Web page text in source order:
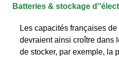
Batteries & stockage
Les capacités françaises
devraient ainsi croître dans
de stocker, par exemple, la